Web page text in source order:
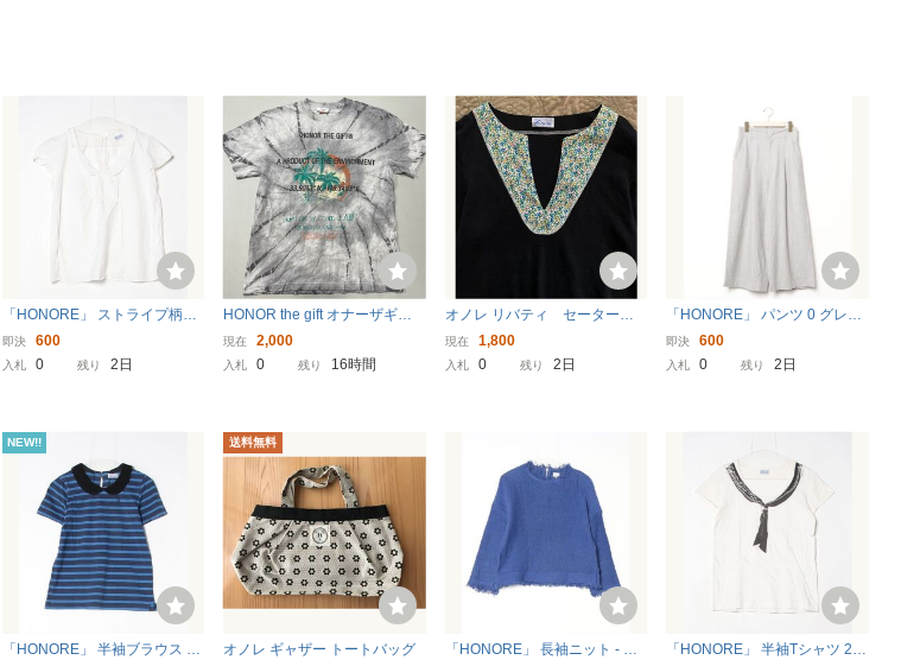
「HONORE」 ストライプ柄半
袖ブラウス - ホワイト レディー
ス
即決 600
入札 0 残り 2日
HONOR the gift オナーザギフ
ト COTTON H SS TEE Tシャツ
メンズ Lサイズ タイダイ染め
現在 2,000
入札 0 残り 16時間
オノレ リバティ セーター
トップス 八分袖 花柄 エロ
イーズ 小花柄 リネン 無
現在 1,800
入札 0 残り 2日
「HONORE」 パンツ 0 グレー
レディース
即決 600
入札 0 残り 2日
NEW!!
「HONORE」 半袖ブラウス 1
送料無料
オノレ ギャザー トートバッグ
「HONORE」 長袖ニット - ブ
「HONORE」 半袖Tシャツ 2